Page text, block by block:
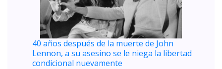
40 años después de la muerte de John
Lennon, a su asesino se le niega la libertad
condicional nuevamente